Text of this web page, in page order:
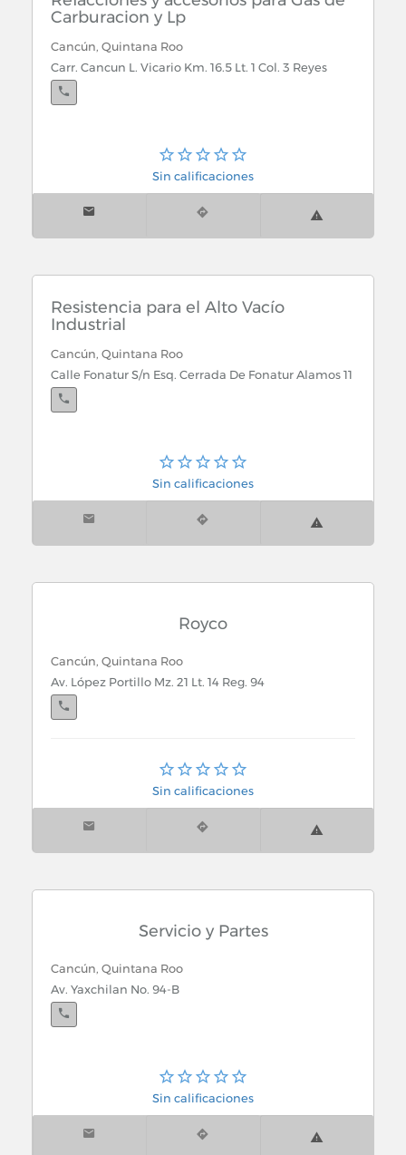
Carburacion y Lp
Cancún, Quintana Roo
Carr. Cancun L. Vicario Km. 16.5 Lt. 1 Col. 3 Reyes
Sin calificaciones
Resistencia para el Alto Vacío
Industrial
Cancún, Quintana Roo
Calle Fonatur S/n Esq. Cerrada De Fonatur Alamos 11
Sin calificaciones
Royco
Cancún, Quintana Roo
Av. López Portillo Mz. 21 Lt. 14 Reg. 94
Cancún, Quintana Roo
Calle 5 Mz. 21 y Av. López Portillo
Sin calificaciones
Servicio y Partes
Cancún, Quintana Roo
Av. Yaxchilan No. 94-B
Sin calificaciones